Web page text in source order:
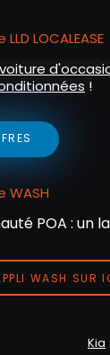
LOCALEASE
voiture
!
WASH
POA : un
WASH SUR
Kia